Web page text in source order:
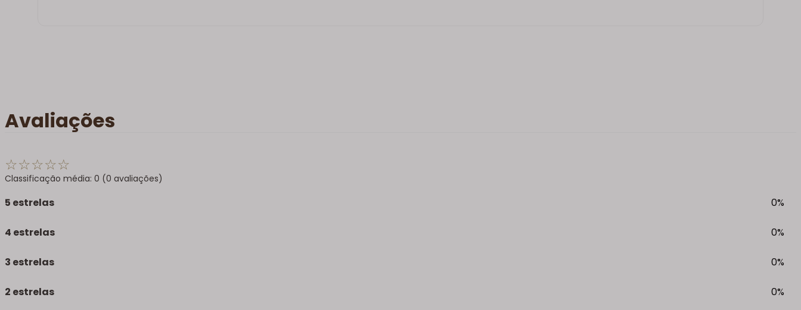
Avaliações
☆☆☆☆☆
Classificação média: 0 (0 avaliações)
5 estrelas 0%
4 estrelas 0%
3 estrelas 0%
2 estrelas 0%